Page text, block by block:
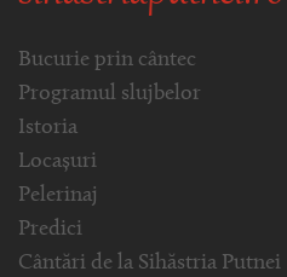
Bucurie prin cântec
Programul slujbelor
Istoria
Locașuri
Pelerinaj
Predici
Cântări de la Sihăstria Putnei